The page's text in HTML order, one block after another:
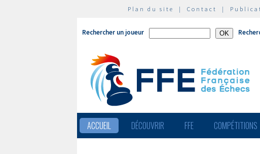
Plan du site | Contact |
Rechercher un joueur
ACCUEIL DÉCOUVRIR FFE COMPÉTITIONS